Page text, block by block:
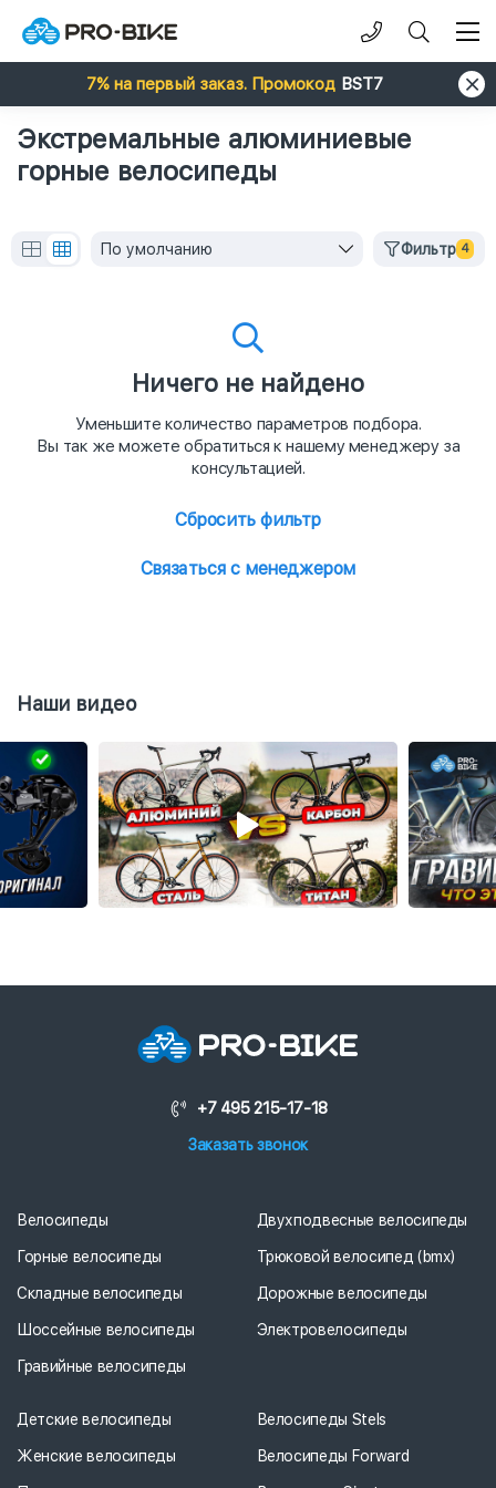
7% на первый заказ. Промокод BST7
Экстремальные алюминиевые
горные велосипеды
По умолчанию Фильтр 4
Ничего не найдено
Уменьшите количество параметров подбора.
Вы так же можете обратиться к нашему менеджеру за
консультацией.
Сбросить фильтр
Связаться с менеджером
Наши видео
+7 495 215-17-18
Заказать звонок
Велосипеды
Горные велосипеды
Складные велосипеды
Шоссейные велосипеды
Гравийные велосипеды
Двухподвесные велосипеды
Трюковой велосипед (bmx)
Дорожные велосипеды
Электровелосипеды
Детские велосипеды
Женские велосипеды
Велосипеды Stels
Велосипеды Forward